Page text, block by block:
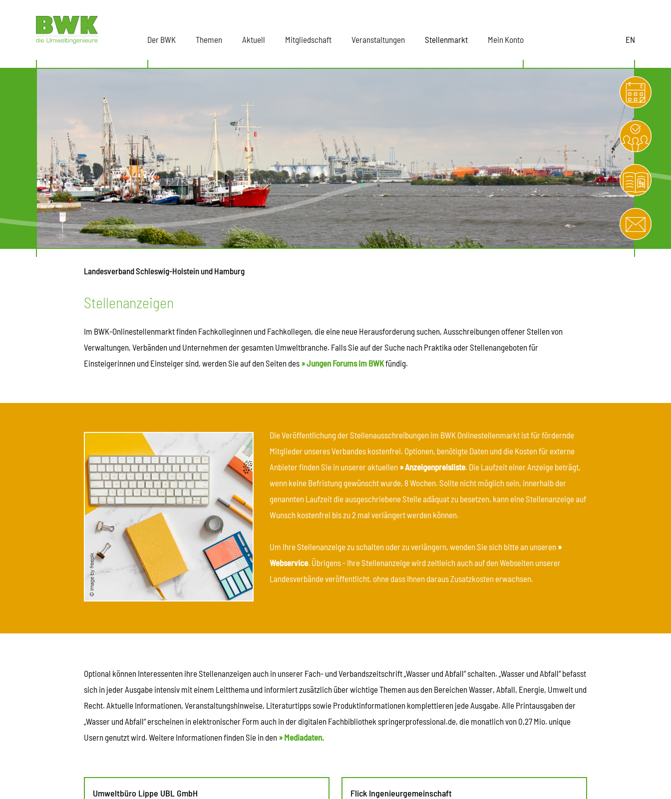
Der BWK Themen Aktuell Mitgliedschaft Veranstaltungen Stellenmarkt Mein Konto EN
Landesverband Schleswig-Holstein und Hamburg
Stellenanzeigen
Im BWK-Onlinestellenmarkt finden Fachkolleginnen und Fachkollegen, die eine neue Herausforderung suchen, Ausschreibungen offener Stellen von
Verwaltungen, Verbänden und Unternehmen der gesamten Umweltbranche. Falls Sie auf der Suche nach Praktika oder Stellenangeboten für
Einsteigerinnen und Einsteiger sind, werden Sie auf den Seiten des » Jungen Forums im BWKfündig.
Die Veröffentlichung der Stellenausschreibungen im BWK Onlinestellenmarkt ist für fördernde
Mitglieder unseres Verbandes kostenfrei. Optionen, benötigte Daten und die Kosten für externe
Anbieter finden Sie in unserer aktuellen » Anzeigenpreisliste. Die Laufzeit einer Anzeige beträgt,
wenn keine Befristung gewünscht wurde, 8 Wochen. Sollte nicht möglich sein, innerhalb der
genannten Laufzeit die ausgeschriebene Stelle adäquat zu besetzen, kann eine Stellenanzeige auf
Wunsch kostenfrei bis zu 2 mal verlängert werden können.
Um Ihre Stellenanzeige zu schalten oder zu verlängern, wenden Sie sich bitte an unseren »
Webservice. Übrigens - Ihre Stellenanzeige wird zeitleich auch auf den Webseiten unserer
Landesverbände veröffentlicht, ohne dass Ihnen daraus Zusatzkosten erwachsen.
Optional können Interessenten ihre Stellenanzeigen auch in unserer Fach- und Verbandszeitschrift „Wasser und Abfall“ schalten. „Wasser und Abfall“ befasst
sich in jeder Ausgabe intensiv mit einem Leitthema und informiert zusätzlich über wichtige Themen aus den Bereichen Wasser, Abfall, Energie, Umwelt und
Recht. Aktuelle Informationen, Veranstaltungshinweise, Literaturtipps sowie Produktinformationen komplettieren jede Ausgabe. Alle Printausgaben der
„Wasser und Abfall“ erscheinen in elektronischer Form auch in der digitalen Fachbibliothek springerprofessional.de, die monatlich von 0,27 Mio. unique
Usern genutzt wird. Weitere Informationen finden Sie in den » Mediadaten.
Umweltbüro Lippe UBL GmbH Flick Ingenieurgemeinschaft